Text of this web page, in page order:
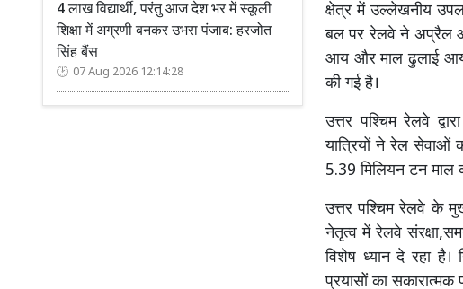
4 लाख विद्यार्थी, परंतु आज देश भर में स्कूली
शिक्षा में अग्रणी बनकर उभरा पंजाब: हरजोत
सिंह बैंस
07 Aug 2026 12:14:28
क्षेत्र में उल्लेखनीय
बल पर रेलवे ने अप्रैल
आय और माल ढुलाई आय
की गई है।
उत्तर पश्चिम रेलवे
यात्रियों ने रेल सेवाओं
5.39 मिलियन टन माल
उत्तर पश्चिम रेलवे के
नेतृत्व में रेलवे
विशेष ध्यान दे रहा है।
प्रयासों का